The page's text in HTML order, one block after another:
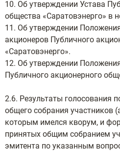
10. Об утверждении Устава
общества «Саратовэнерго» в
11. Об утверждении
акционеров Публичного
«Саратовэнерго».
12. Об утверждении
Публичного акционерного
2.6. Результаты голосования
общего собрания участников
которым имелся кворум, и
принятых общим собранием
эмитента по указанным